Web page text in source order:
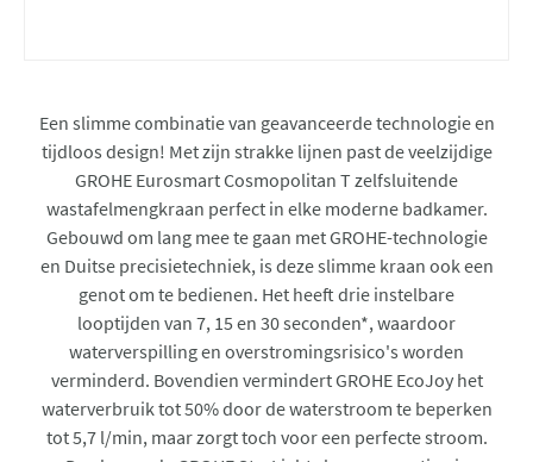
Een slimme combinatie van geavanceerde technologie en
tijdloos design! Met zijn strakke lijnen past de veelzijdige
GROHE Eurosmart Cosmopolitan T zelfsluitende
wastafelmengkraan perfect in elke moderne badkamer.
Gebouwd om lang mee te gaan met GROHE-technologie
en Duitse precisietechniek, is deze slimme kraan ook een
genot om te bedienen. Het heeft drie instelbare
looptijden van 7, 15 en 30 seconden*, waardoor
waterverspilling en overstromingsrisico's worden
verminderd. Bovendien vermindert GROHE EcoJoy het
waterverbruik tot 50% door de waterstroom te beperken
tot 5,7 l/min, maar zorgt toch voor een perfecte stroom.